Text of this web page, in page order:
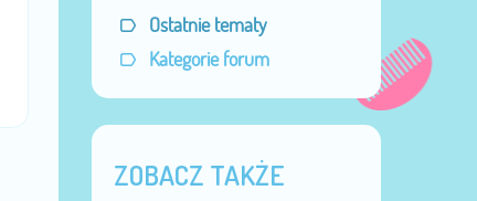
Ostatnie tematy
Kategorie forum
ZOBACZ TAKŻE